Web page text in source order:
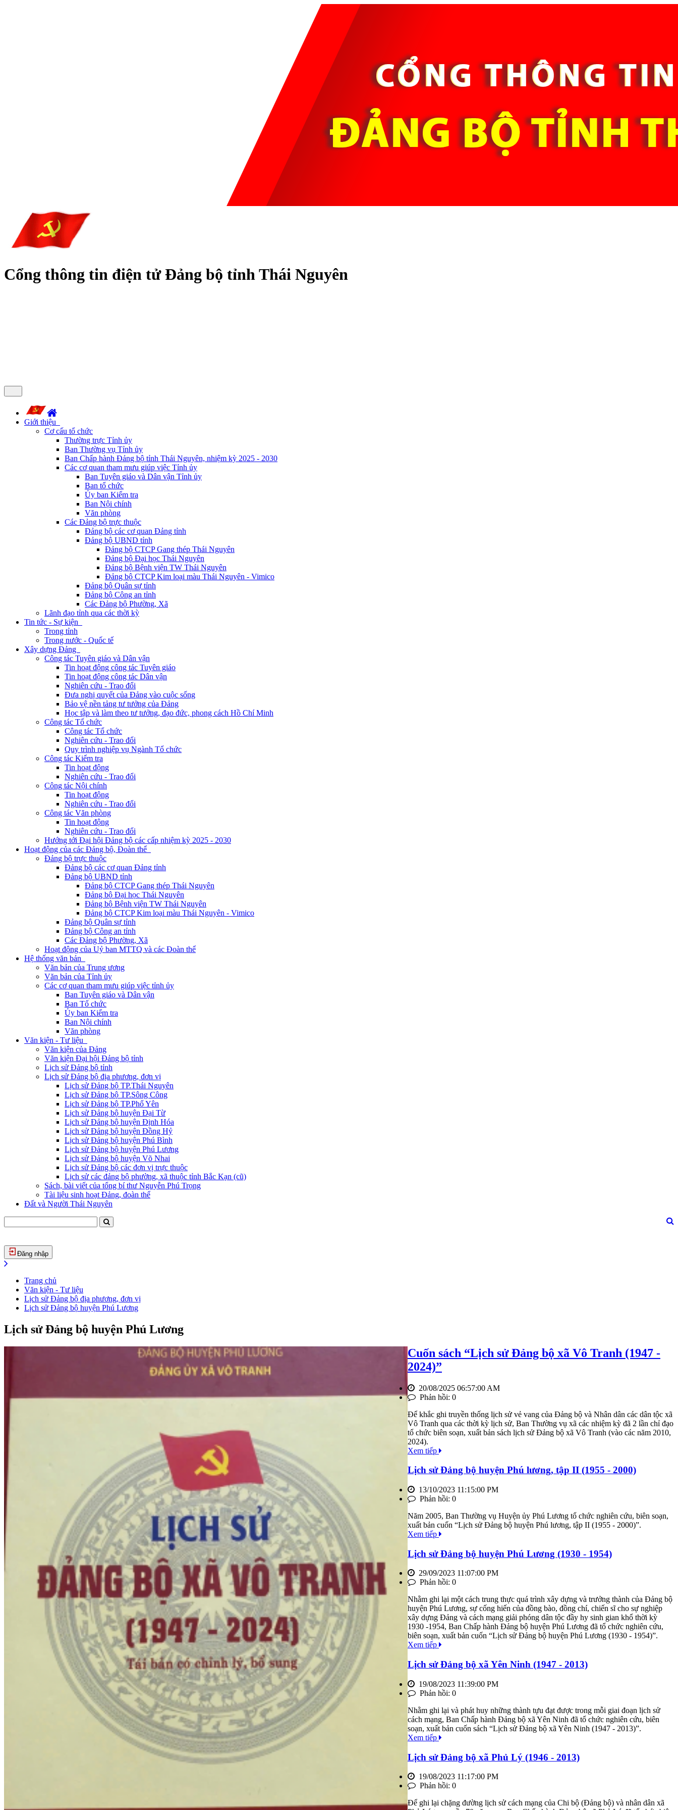
Cổng thông tin điện tử Đảng bộ tỉnh Thái Nguyên
Giới thiệu
Cơ cấu tổ chức
Thường trực Tỉnh ủy
Ban Thường vụ Tỉnh ủy
Ban Chấp hành Đảng bộ tỉnh Thái Nguyên, nhiệm kỳ 2025 - 2030
Các cơ quan tham mưu giúp việc Tỉnh ủy
Ban Tuyên giáo và Dân vận Tỉnh ủy
Ban tổ chức
Ủy ban Kiểm tra
Ban Nội chính
Văn phòng
Các Đảng bộ trực thuộc
Đảng bộ các cơ quan Đảng tỉnh
Đảng bộ UBND tỉnh
Đảng bộ CTCP Gang thép Thái Nguyên
Đảng bộ Đại học Thái Nguyên
Đảng bộ Bệnh viện TW Thái Nguyên
Đảng bộ CTCP Kim loại màu Thái Nguyên - Vimico
Đảng bộ Quân sự tỉnh
Đảng bộ Công an tỉnh
Các Đảng bộ Phường, Xã
Lãnh đạo tỉnh qua các thời kỳ
Tin tức - Sự kiện
Trong tỉnh
Trong nước - Quốc tế
Xây dựng Đảng
Công tác Tuyên giáo và Dân vận
Tin hoạt động công tác Tuyên giáo
Tin hoạt động công tác Dân vận
Nghiên cứu - Trao đổi
Đưa nghị quyết của Đảng vào cuộc sống
Bảo vệ nền tảng tư tưởng của Đảng
Học tập và làm theo tư tưởng, đạo đức, phong cách Hồ Chí Minh
Công tác Tổ chức
Công tác Tổ chức
Nghiên cứu - Trao đổi
Quy trình nghiệp vụ Ngành Tổ chức
Công tác Kiểm tra
Tin hoạt động
Nghiên cứu - Trao đổi
Công tác Nội chính
Tin hoạt động
Nghiên cứu - Trao đổi
Công tác Văn phòng
Tin hoạt động
Nghiên cứu - Trao đổi
Hướng tới Đại hội Đảng bộ các cấp nhiệm kỳ 2025 - 2030
Hoạt động của các Đảng bộ, Đoàn thể
Đảng bộ trực thuộc
Đảng bộ các cơ quan Đảng tỉnh
Đảng bộ UBND tỉnh
Đảng bộ CTCP Gang thép Thái Nguyên
Đảng bộ Đại học Thái Nguyên
Đảng bộ Bệnh viện TW Thái Nguyên
Đảng bộ CTCP Kim loại màu Thái Nguyên - Vimico
Đảng bộ Quân sự tỉnh
Đảng bộ Công an tỉnh
Các Đảng bộ Phường, Xã
Hoạt động của Uỷ ban MTTQ và các Đoàn thể
Hệ thống văn bản
Văn bản của Trung ương
Văn bản của Tỉnh ủy
Các cơ quan tham mưu giúp việc tỉnh ủy
Ban Tuyên giáo và Dân vận
Ban Tổ chức
Ủy ban Kiểm tra
Ban Nội chính
Văn phòng
Văn kiện - Tư liệu
Văn kiện của Đảng
Văn kiện Đại hội Đảng bộ tỉnh
Lịch sử Đảng bộ tỉnh
Lịch sử Đảng bộ địa phương, đơn vị
Lịch sử Đảng bộ TP.Thái Nguyên
Lịch sử Đảng bộ TP.Sông Công
Lịch sử Đảng bộ TP.Phổ Yên
Lịch sử Đảng bộ huyện Đại Từ
Lịch sử Đảng bộ huyện Định Hóa
Lịch sử Đảng bộ huyện Đồng Hỷ
Lịch sử Đảng bộ huyện Phú Bình
Lịch sử Đảng bộ huyện Phú Lương
Lịch sử Đảng bộ huyện Võ Nhai
Lịch sử Đảng bộ các đơn vị trực thuộc
Lịch sử các đảng bộ phường, xã thuộc tỉnh Bắc Kạn (cũ)
Sách, bài viết của tổng bí thư Nguyễn Phú Trọng
Tài liệu sinh hoạt Đảng, đoàn thể
Đất và Người Thái Nguyên
Đăng nhập
Trang chủ
Văn kiện - Tư liệu
Lịch sử Đảng bộ địa phương, đơn vị
Lịch sử Đảng bộ huyện Phú Lương
Lịch sử Đảng bộ huyện Phú Lương
Cuốn sách “Lịch sử Đảng bộ xã Vô Tranh (1947 -
2024)”
20/08/2025 06:57:00 AM
Phản hồi: 0
Để khắc ghi truyền thống lịch sử vẻ vang của Đảng bộ và Nhân dân các dân tộc xã
Vô Tranh qua các thời kỳ lịch sử, Ban Thường vụ xã các nhiệm kỳ đã 2 lần chỉ đạo
tổ chức biên soạn, xuất bản sách lịch sử Đảng bộ xã Vô Tranh (vào các năm 2010,
2024).
Xem tiếp
Lịch sử Đảng bộ huyện Phú lương, tập II (1955 - 2000)
13/10/2023 11:15:00 PM
Phản hồi: 0
Năm 2005, Ban Thường vụ Huyện ủy Phú Lương tổ chức nghiên cứu, biên soạn,
xuất bản cuốn “Lịch sử Đảng bộ huyện Phú lương, tập II (1955 - 2000)”.
Xem tiếp
Lịch sử Đảng bộ huyện Phú Lương (1930 - 1954)
29/09/2023 11:07:00 PM
Phản hồi: 0
Nhằm ghi lại một cách trung thực quá trình xây dựng và trưởng thành của Đảng bộ
huyện Phú Lương, sự cống hiến của đồng bào, đồng chí, chiến sĩ cho sự nghiệp
xây dựng Đảng và cách mạng giải phóng dân tộc đầy hy sinh gian khổ thời kỳ
1930 -1954, Ban Chấp hành Đảng bộ huyện Phú Lương đã tổ chức nghiên cứu,
biên soạn, xuất bản cuốn “Lịch sử Đảng bộ huyện Phú Lương (1930 - 1954)”.
Xem tiếp
Lịch sử Đảng bộ xã Yên Ninh (1947 - 2013)
19/08/2023 11:39:00 PM
Phản hồi: 0
Nhằm ghi lại và phát huy những thành tựu đạt được trong mỗi giai đoạn lịch sử
cách mạng, Ban Chấp hành Đảng bộ xã Yên Ninh đã tổ chức nghiên cứu, biên
soạn, xuất bản cuốn sách “Lịch sử Đảng bộ xã Yên Ninh (1947 - 2013)”.
Xem tiếp
Lịch sử Đảng bộ xã Phủ Lý (1946 - 2013)
19/08/2023 11:17:00 PM
Phản hồi: 0
Để ghi lại chặng đường lịch sử cách mạng của Chi bộ (Đảng bộ) và nhân dân xã